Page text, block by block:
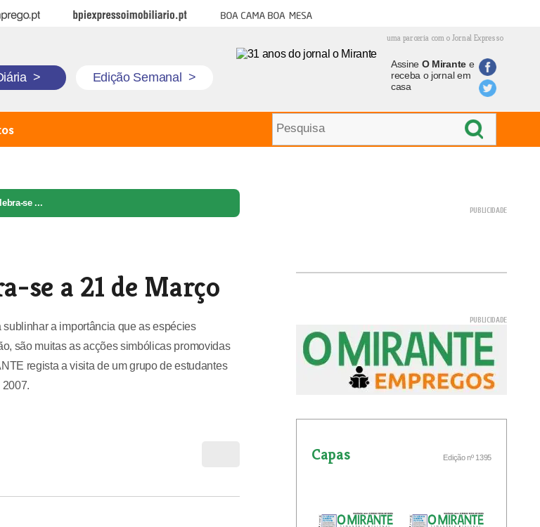
BPI Expresso Imobiliário Boa cama boa mesa
uma parceria com o Jornal Expresso
> Edição Semanal >
Assine O Mirantee
receba o jornal em
casa
se ...
se a 21 de Março
a importância que as espécies
são muitas as acções simbólicas promovidas
regista a visita de um grupo de estudantes
Capas Edição nº 1395